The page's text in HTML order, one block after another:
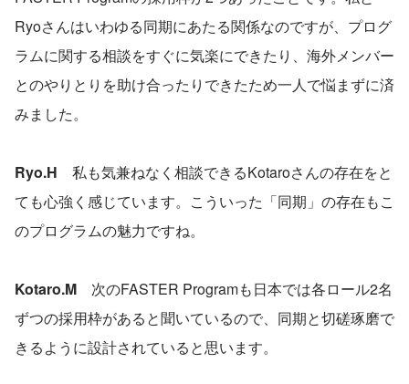
Ryoさんはいわゆる同期にあたる関係なのですが、プログ
ラムに関する相談をすぐに気楽にできたり、海外メンバー
とのやりとりを助け合ったりできたため一人で悩まずに済
みました。
Ryo.H 私も気兼ねなく相談できるKotaroさんの存在をと
ても心強く感じています。こういった「同期」の存在もこ
のプログラムの魅力ですね。
Kotaro.M 次のFASTER Programも日本では各ロール2名
ずつの採用枠があると聞いているので、同期と切磋琢磨で
きるように設計されていると思います。